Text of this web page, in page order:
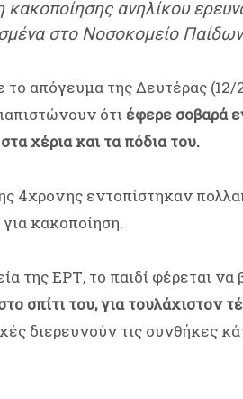
ανηλίκου
στο Νοσοκομείο
το απόγευμα της Δευτέρας
ότι έφερε σοβαρά
χέρια και τα πόδια του.
4χρονης εντοπίστηκαν
κακοποίηση.
της ΕΡΤ, το παιδί φέρεται να
σπίτι του, για τουλάχιστον
διερευνούν τις συνθήκες